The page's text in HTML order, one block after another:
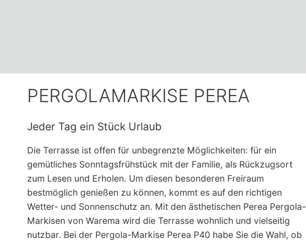
PERGOLAMARKISE PEREA
Jeder Tag ein Stück Urlaub
Die Terrasse ist offen für unbegrenzte Möglichkeiten: für ein
gemütliches Sonntagsfrühstück mit der Familie, als Rückzugsort
zum Lesen und Erholen. Um diesen besonderen Freiraum
bestmöglich genießen zu können, kommt es auf den richtigen
Wetter- und Sonnenschutz an. Mit den ästhetischen Perea Pergola-
Markisen von Warema wird die Terrasse wohnlich und vielseitig
nutzbar. Bei der Pergola-Markise Perea P40 habe Sie die Wahl, ob